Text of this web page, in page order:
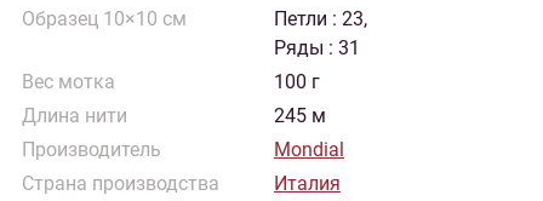
Образец 10×10 см
Петли : 23,
Ряды : 31
Вес мотка
100 г
Длина нити
245 м
Производитель
Mondial
Страна производства
Италия